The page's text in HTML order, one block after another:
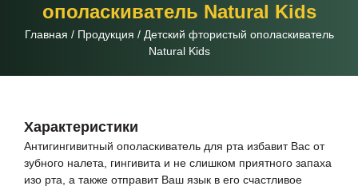
ополаскиватель Natural Kids
Главная / Продукция / Детский фтористый ополаскиватель
Natural Kids
Характеристики
Антигингивитный ополаскиватель для рта избавит Вас от
зубного налета, гингивита и не слишком приятного запаха
изо рта, а также отправит Ваш язык в его счастливое